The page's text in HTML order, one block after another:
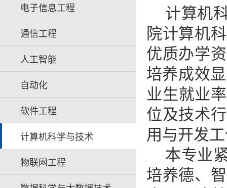
电子信息工程
通信工程
人工智能
自动化
软件工程
计算机科学与技术
物联网工程
计算机
院计算机
优质办学
培养成效
业生就业
位及技术
用与开发
本专业
培养德、